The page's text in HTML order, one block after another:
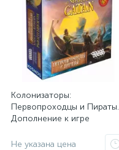
Колонизаторы:
Первопроходцы и Пираты.
Дополнение к игре
Не указана цена